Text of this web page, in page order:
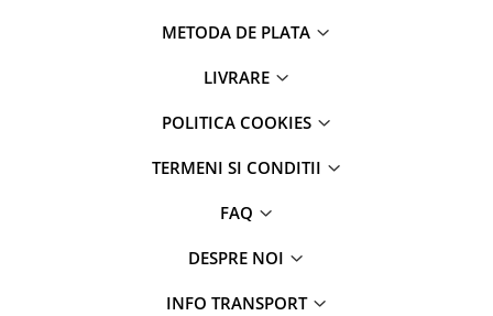
METODA DE PLATA
LIVRARE
POLITICA COOKIES
TERMENI SI CONDITII
FAQ
DESPRE NOI
INFO TRANSPORT